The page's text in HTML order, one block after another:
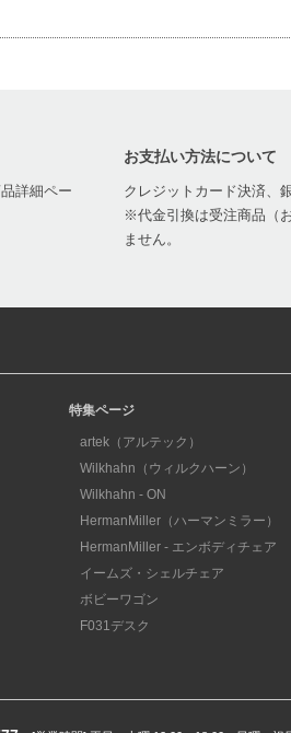
詳細ペー
お支払い方法について
クレジットカード決済、
※代金引換は受注商品（
ません。
特集ページ
artek（アルテック）
Wilkhahn（ウィルクハーン）
Wilkhahn - ON
HermanMiller（ハーマンミラー）
HermanMiller - エンボディチェア
イームズ・シェルチェア
ボビーワゴン
F031デスク